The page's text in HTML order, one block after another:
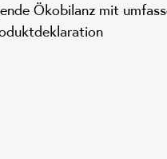
Ökobilanz mit